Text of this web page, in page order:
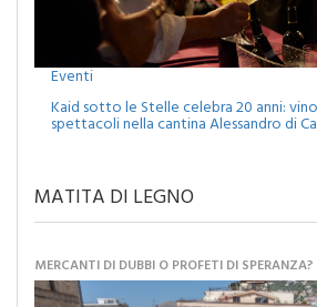
Eventi
Kaid sotto le Stelle celebra 20 anni:
spettacoli nella cantina Alessandro di
MATITA DI LEGNO
MERCANTI DI DUBBI O PROFETI DI SPERANZA?